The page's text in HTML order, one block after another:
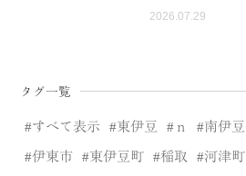
2026.07.29
タグ一覧
すべて表示 東伊豆 ｎ 南伊豆
伊東市 東伊豆町 稲取 河津町